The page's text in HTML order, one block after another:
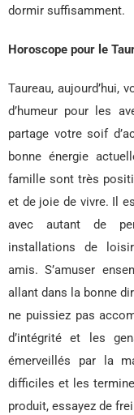
dormir suffisamment.
Horoscope pour le
Taureau, aujourd’hui,
d’humeur pour les
partage votre soif
bonne énergie
famille sont très
et de joie de vivre. Il
avec autant de
installations de
amis. S’amuser
allant dans la bonne
ne puissiez pas
d’intégrité et les
émerveillés par la
difficiles et les
produit, essayez de